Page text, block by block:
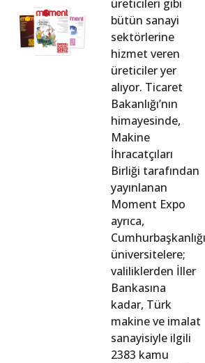
üreticileri gibi
bütün sanayi
sektörlerine
hizmet veren
üreticiler yer
alıyor. Ticaret
Bakanlığı’nın
himayesinde,
Makine
İhracatçıları
Birliği tarafından
yayınlanan
Moment Expo
ayrıca,
üniversitelere;
valiliklerden İller
Bankasına
kadar, Türk
makine ve imalat
sanayisiyle ilgili
2383 kamu